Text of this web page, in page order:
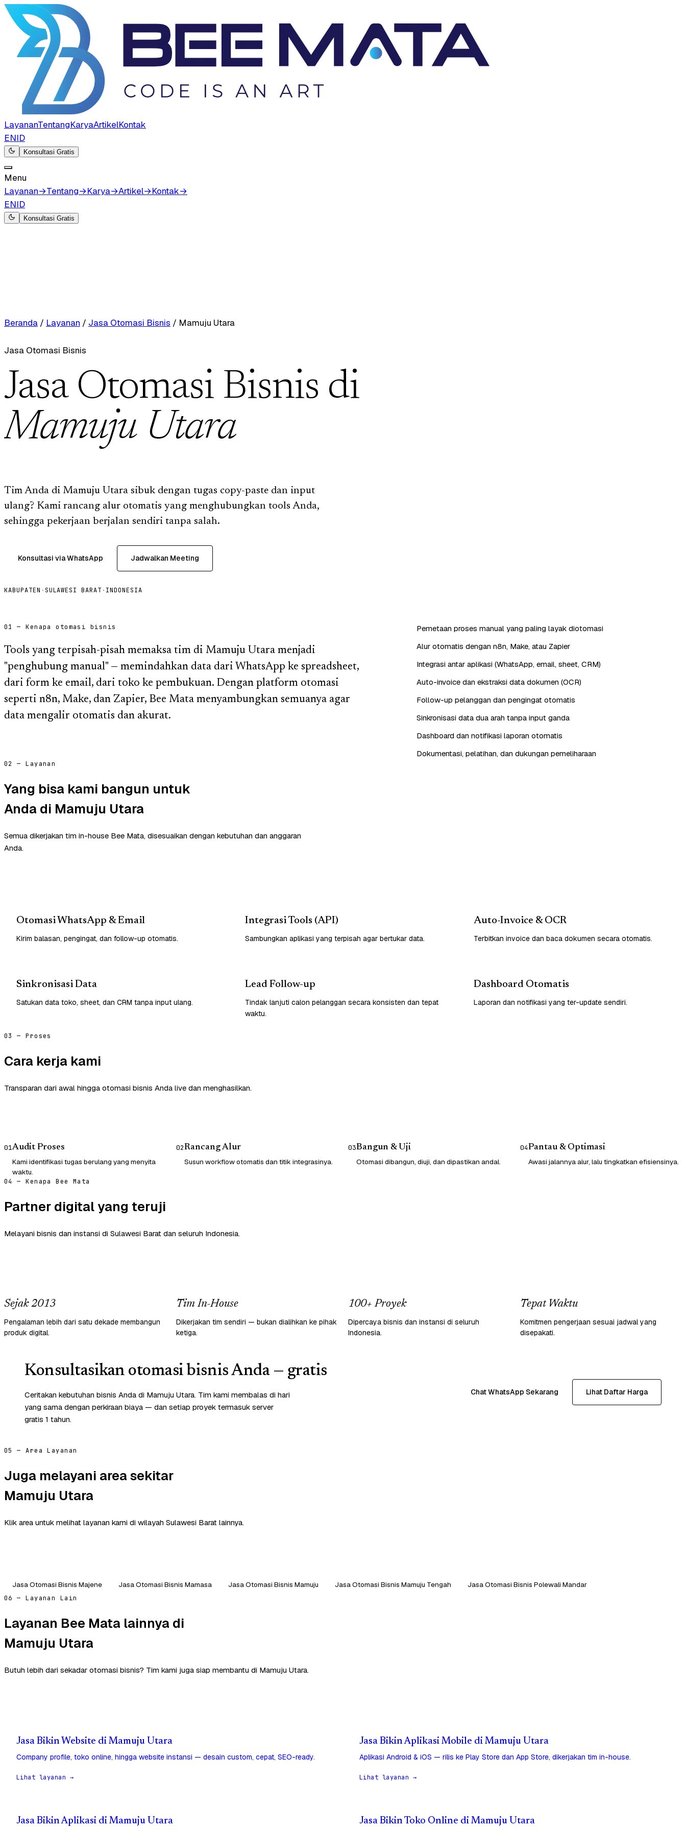
LayananTentangKaryaArtikelKontak
ENID
Konsultasi Gratis
Menu
Layanan→Tentang→Karya→Artikel→Kontak→
ENID
Konsultasi Gratis
Beranda / Layanan / Jasa Otomasi Bisnis / Mamuju Utara
Jasa Otomasi Bisnis
Jasa Otomasi Bisnis di
Mamuju Utara
Tim Anda di Mamuju Utara sibuk dengan tugas copy-paste dan input
ulang? Kami rancang alur otomatis yang menghubungkan tools Anda,
sehingga pekerjaan berjalan sendiri tanpa salah.
Konsultasi via WhatsApp Jadwalkan Meeting
KABUPATEN · SULAWESI BARAT · INDONESIA
01 — Kenapa otomasi bisnis
Tools yang terpisah-pisah memaksa tim di Mamuju Utara menjadi
"penghubung manual" — memindahkan data dari WhatsApp ke spreadsheet,
dari form ke email, dari toko ke pembukuan. Dengan platform otomasi
seperti n8n, Make, dan Zapier, Bee Mata menyambungkan semuanya agar
data mengalir otomatis dan akurat.
Pemetaan proses manual yang paling layak diotomasi
Alur otomatis dengan n8n, Make, atau Zapier
Integrasi antar aplikasi (WhatsApp, email, sheet, CRM)
Auto-invoice dan ekstraksi data dokumen (OCR)
Follow-up pelanggan dan pengingat otomatis
Sinkronisasi data dua arah tanpa input ganda
Dashboard dan notifikasi laporan otomatis
Dokumentasi, pelatihan, dan dukungan pemeliharaan
02 — Layanan
Yang bisa kami bangun untuk
Anda di Mamuju Utara
Semua dikerjakan tim in-house Bee Mata, disesuaikan dengan kebutuhan dan anggaran
Anda.
Otomasi WhatsApp & Email
Kirim balasan, pengingat, dan follow-up otomatis.
Integrasi Tools (API)
Sambungkan aplikasi yang terpisah agar bertukar data.
Auto-Invoice & OCR
Terbitkan invoice dan baca dokumen secara otomatis.
Sinkronisasi Data
Satukan data toko, sheet, dan CRM tanpa input ulang.
Lead Follow-up
Tindak lanjuti calon pelanggan secara konsisten dan tepat
waktu.
Dashboard Otomatis
Laporan dan notifikasi yang ter-update sendiri.
03 — Proses
Cara kerja kami
Transparan dari awal hingga otomasi bisnis Anda live dan menghasilkan.
01Audit Proses
Kami identifikasi tugas berulang yang menyita
waktu.
02Rancang Alur
Susun workflow otomatis dan titik integrasinya.
03Bangun & Uji
Otomasi dibangun, diuji, dan dipastikan andal.
04Pantau & Optimasi
Awasi jalannya alur, lalu tingkatkan efisiensinya.
04 — Kenapa Bee Mata
Partner digital yang teruji
Melayani bisnis dan instansi di Sulawesi Barat dan seluruh Indonesia.
Sejak 2013
Pengalaman lebih dari satu dekade membangun
produk digital.
Tim In-House
Dikerjakan tim sendiri — bukan dialihkan ke pihak
ketiga.
100+ Proyek
Dipercaya bisnis dan instansi di seluruh
Indonesia.
Tepat Waktu
Komitmen pengerjaan sesuai jadwal yang
disepakati.
Konsultasikan otomasi bisnis Anda — gratis
Ceritakan kebutuhan bisnis Anda di Mamuju Utara. Tim kami membalas di hari
yang sama dengan perkiraan biaya — dan setiap proyek termasuk server
gratis 1 tahun.
Chat WhatsApp Sekarang Lihat Daftar Harga
05 — Area Layanan
Juga melayani area sekitar
Mamuju Utara
Klik area untuk melihat layanan kami di wilayah Sulawesi Barat lainnya.
Jasa Otomasi Bisnis Majene Jasa Otomasi Bisnis Mamasa Jasa Otomasi Bisnis Mamuju Jasa Otomasi Bisnis Mamuju Tengah Jasa Otomasi Bisnis Polewali Mandar
06 — Layanan Lain
Layanan Bee Mata lainnya di
Mamuju Utara
Butuh lebih dari sekadar otomasi bisnis? Tim kami juga siap membantu di Mamuju Utara.
Jasa Bikin Website di Mamuju Utara
Company profile, toko online, hingga website instansi — desain custom, cepat, SEO-ready.
Lihat layanan →
Jasa Bikin Aplikasi Mobile di Mamuju Utara
Aplikasi Android & iOS — rilis ke Play Store dan App Store, dikerjakan tim in-house.
Lihat layanan →
Jasa Bikin Aplikasi di Mamuju Utara Jasa Bikin Toko Online di Mamuju Utara